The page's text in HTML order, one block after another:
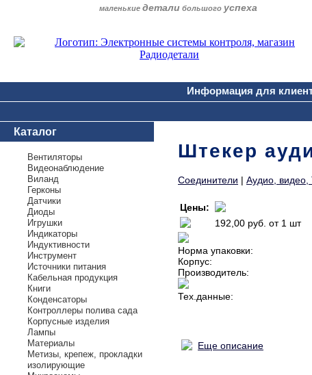
маленькие детали большого успеха
Информация для
Каталог
Вентиляторы
Видеонаблюдение
Виланд
Герконы
Датчики
Диоды
Игрушки
Индикаторы
Индуктивности
Инструмент
Источники питания
Кабельная продукция
Книги
Конденсаторы
Контроллеры полива сада
Корпусные изделия
Лампы
Материалы
Метизы, крепеж, прокладки
изолирующие
Штекер
Соединители | Аудио, видео,
Цены:
192,00 руб. от 1 шт
Норма упаковки:
Корпус:
Производитель:
Тех.данные:
Еще описание